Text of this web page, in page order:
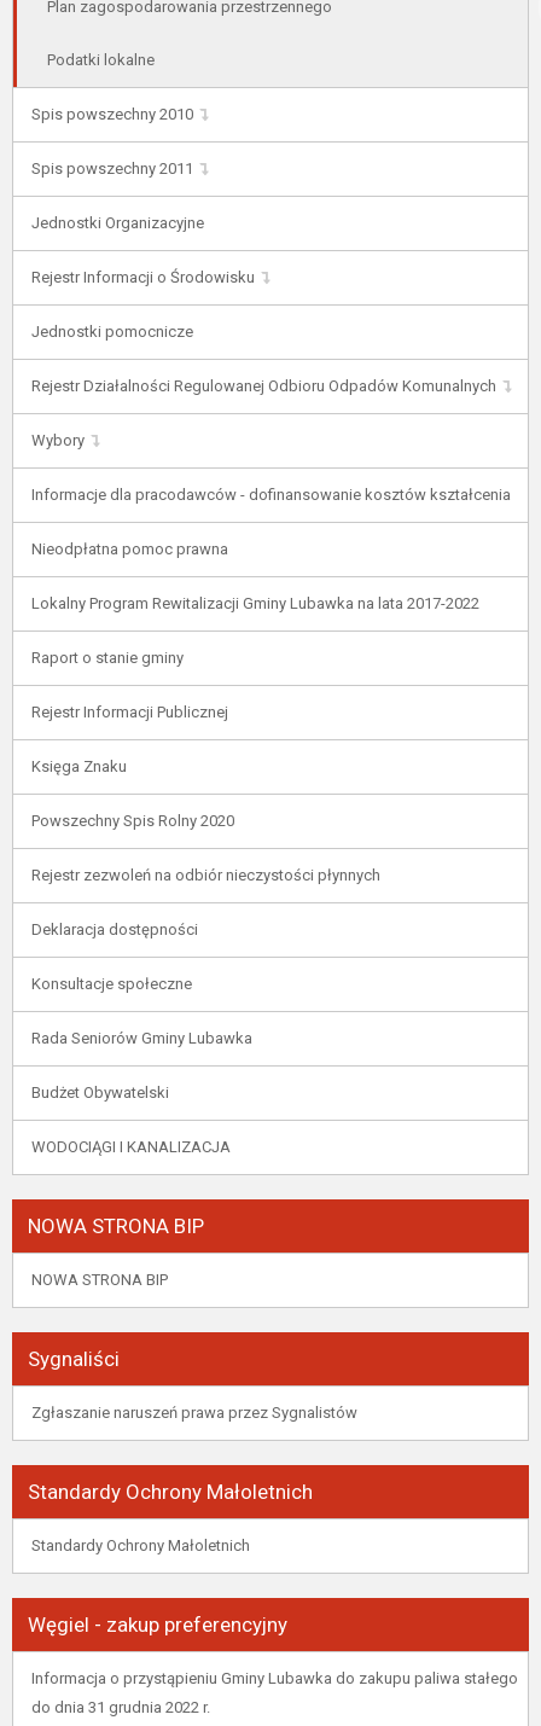
Plan zagospodarowania przestrzennego
Podatki lokalne
Spis powszechny 2010
Spis powszechny 2011
Jednostki Organizacyjne
Rejestr Informacji o Środowisku
Jednostki pomocnicze
Rejestr Działalności Regulowanej Odbioru Odpadów Komunalnych
Wybory
Informacje dla pracodawców - dofinansowanie kosztów kształcenia
Nieodpłatna pomoc prawna
Lokalny Program Rewitalizacji Gminy Lubawka na lata 2017-2022
Raport o stanie gminy
Rejestr Informacji Publicznej
Księga Znaku
Powszechny Spis Rolny 2020
Rejestr zezwoleń na odbiór nieczystości płynnych
Deklaracja dostępności
Konsultacje społeczne
Rada Seniorów Gminy Lubawka
Budżet Obywatelski
WODOCIĄGI I KANALIZACJA
NOWA STRONA BIP
NOWA STRONA BIP
Sygnaliści
Zgłaszanie naruszeń prawa przez Sygnalistów
Standardy Ochrony Małoletnich
Standardy Ochrony Małoletnich
Węgiel - zakup preferencyjny
Informacja o przystąpieniu Gminy Lubawka do zakupu paliwa stałego
do dnia 31 grudnia 2022 r.